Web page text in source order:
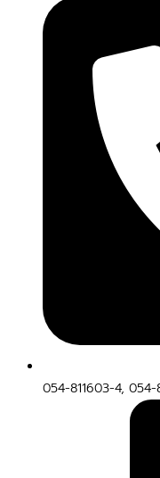
054-811603-4, 054-